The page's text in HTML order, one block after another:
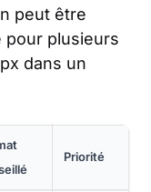
peut être
pour plusieurs
dans un
Priorité